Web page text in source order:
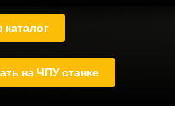
каталог
на ЧПУ станке